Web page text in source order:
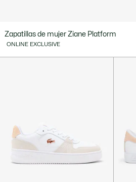
Zapatillas de mujer Ziane Platform
ONLINE EXCLUSIVE